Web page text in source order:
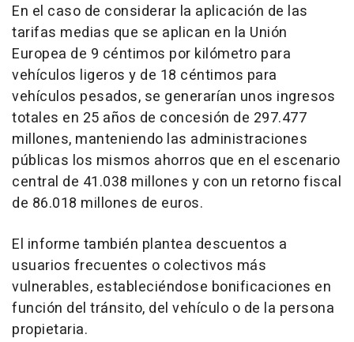
En el caso de considerar la aplicación de las
tarifas medias que se aplican en la Unión
Europea de 9 céntimos por kilómetro para
vehículos ligeros y de 18 céntimos para
vehículos pesados, se generarían unos ingresos
totales en 25 años de concesión de 297.477
millones, manteniendo las administraciones
públicas los mismos ahorros que en el escenario
central de 41.038 millones y con un retorno fiscal
de 86.018 millones de euros.
El informe también plantea descuentos a
usuarios frecuentes o colectivos más
vulnerables, estableciéndose bonificaciones en
función del tránsito, del vehículo o de la persona
propietaria.